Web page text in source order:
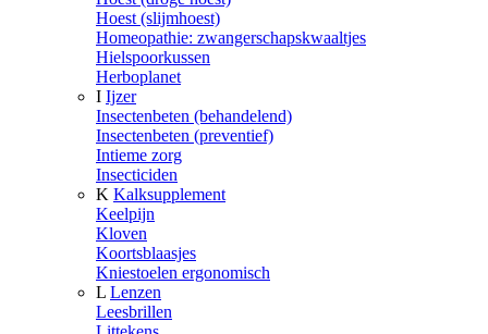
Hoest (slijmhoest)
Homeopathie: zwangerschapskwaaltjes
Hielspoorkussen
Herboplanet
I Ijzer
Insectenbeten (behandelend)
Insectenbeten (preventief)
Intieme zorg
Insecticiden
K Kalksupplement
Keelpijn
Kloven
Koortsblaasjes
Kniestoelen ergonomisch
L Lenzen
Leesbrillen